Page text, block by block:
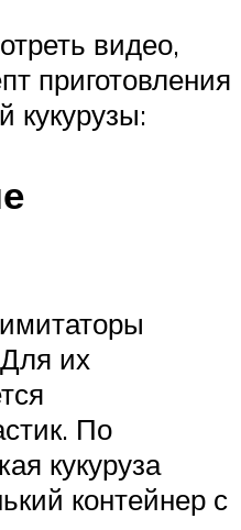
видео,
приготовления
кукурузы:
их
По
кукуруза
контейнер с